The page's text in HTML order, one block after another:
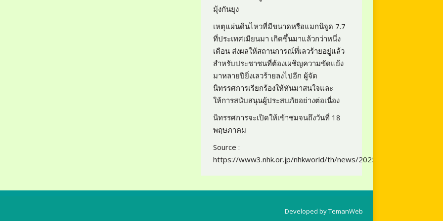
มุ้งกันยุง
เหตุแผ่นดินไหวที่มีขนาดหรือแมกนิจูด 7.7
ที่ประเทศเมียนมา เกิดขึ้นมาแล้วกว่าหนึ่ง
เดือน ส่งผลให้สถานการณ์ที่เลวร้ายอยู่แล้ว
สำหรับประชาชนที่ต้องเผชิญความขัดแย้ง
มาหลายปียิ่งเลวร้ายลงไปอีก ผู้จัด
นิทรรศการเรียกร้องให้หันมาสนใจและ
ให้การสนับสนุนผู้ประสบภัยอย่างต่อเนื่อง
นิทรรศการจะเปิดให้เข้าชมจนถึงวันที่ 18
พฤษภาคม
Source :
https://www3.nhk.or.jp/nhkworld/th/news/20250509_25/
Developed byTemanWeb